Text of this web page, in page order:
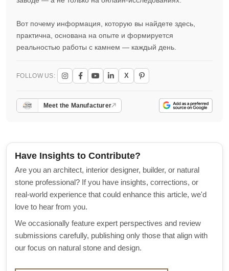
Вот почему информация, которую вы найдете здесь,
практична, основана на опыте и формируется
реальностью работы с камнем — каждый день.
FOLLOW US: X
Meet the Manufacturer
Have Insights to Contribute?
Are you an architect, interior designer, builder, or natural
stone professional? If you have insights, corrections, or
real-world experience that could enhance this article, we'd
love to hear from you.
We occasionally feature expert perspectives and review
submissions carefully, publishing only those that align with
our focus on natural stone and design.